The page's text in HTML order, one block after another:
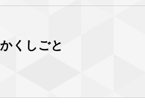
かくしごと